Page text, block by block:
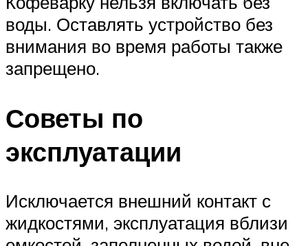
воды. Оставлять устройство без
внимания во время работы также
запрещено.
Советы по
эксплуатации
Исключается внешний контакт с
жидкостями, эксплуатация вблизи